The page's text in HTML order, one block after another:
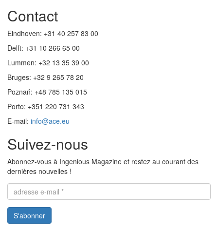
Contact
Eindhoven: +31 40 257 83 00
Delft: +31 10 266 65 00
Lummen: +32 13 35 39 00
Bruges: +32 9 265 78 20
Poznań: +48 785 135 015
Porto: +351 220 731 343
E-mail: info@ace.eu
Suivez-nous
Abonnez-vous à Ingenious Magazine et restez au courant des
dernières nouvelles !
Adresse
e-
mail
S'abonner